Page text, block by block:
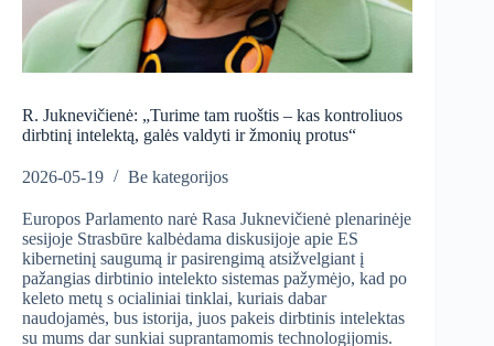
R. Juknevičienė: „Turime tam ruoštis – kas kontroliuos
dirbtinį intelektą, galės valdyti ir žmonių protus“
2026-05-19 Be kategorijos
Europos Parlamento narė Rasa Juknevičienė plenarinėje
sesijoje Strasbūre kalbėdama diskusijoje apie ES
kibernetinį saugumą ir pasirengimą atsižvelgiant į
pažangias dirbtinio intelekto sistemas pažymėjo, kad po
keleto metų s ocialiniai tinklai, kuriais dabar
naudojamės, bus istorija, juos pakeis dirbtinis intelektas
su mums dar sunkiai suprantamomis technologijomis.